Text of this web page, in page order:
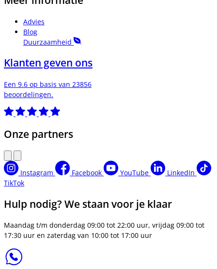
Advies
Blog
Duurzaamheid
Klanten geven ons
Een 9.6 op basis van 23856
beoordelingen.
Onze partners
Instagram Facebook YouTube
LinkedIn
TikTok
Hulp nodig? We staan voor je klaar
Maandag t/m donderdag 09:00 tot 22:00 uur, vrijdag 09:00 tot
17:30 uur en zaterdag van 10:00 tot 17:00 uur